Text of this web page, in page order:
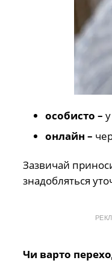
особисто –
онлайн –
Зазвичай
знадобляться
Чи варто